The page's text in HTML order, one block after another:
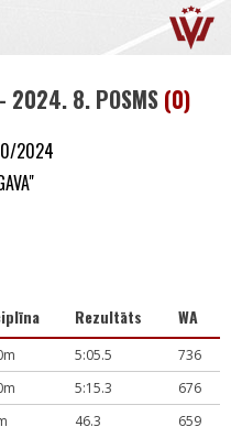
- 2024. 8. POSMS (0)
2024
Rezultāts WA
5:05.5
736
5:15.3
676
46.3
659